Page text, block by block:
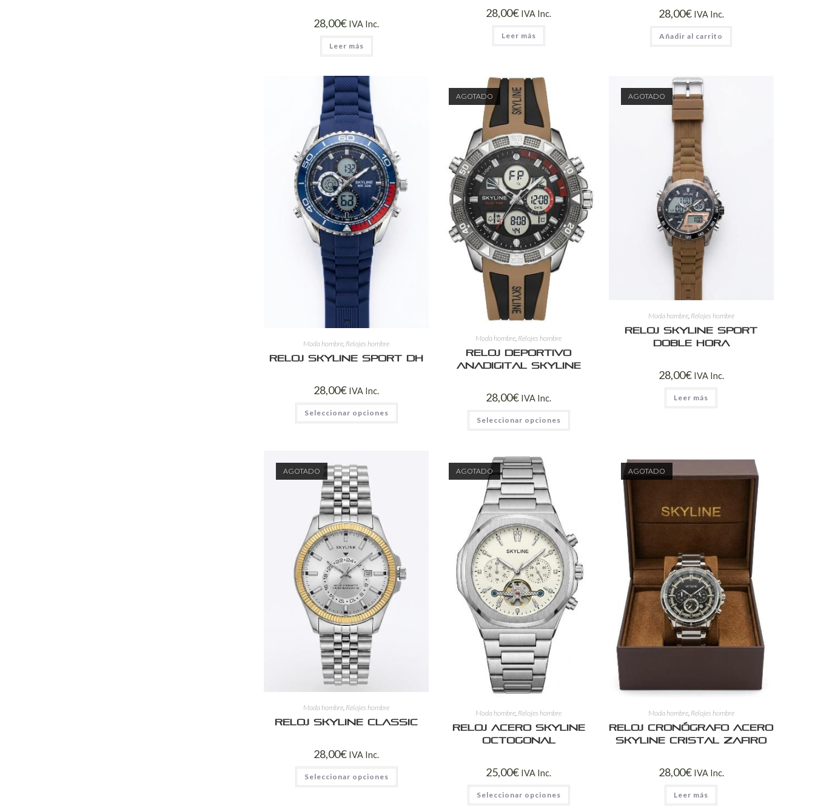
28,00€ IVA Inc.
Leer más
28,00€ IVA Inc.
Leer más
28,00€ IVA Inc.
Añadir al carrito
Moda hombre Relojes hombre
Reloj Skyline Sport DH
28,00€ IVA Inc.
Seleccionar opciones
AGOTADO
Moda hombre, Relojes hombre
Reloj Deportivo
Anadigital Skyline
28,00€ IVA Inc.
Seleccionar opciones
AGOTADO
Moda hombre, Relojes hombre
Reloj Skyline Sport
Doble Hora
28,00€ IVA Inc.
Leer más
AGOTADO
Moda hombre Relojes hombre
Reloj Skyline Classic
28,00€ IVA Inc.
Seleccionar opciones
AGOTADO
Moda hombre, Relojes hombre
Reloj Acero Skyline
Octogonal
25,00€ IVA Inc.
Seleccionar opciones
AGOTADO
Moda hombre, Relojes hombre
Reloj Cronógrafo Acero
Skyline Cristal Zafiro
28,00€ IVA Inc.
Leer más